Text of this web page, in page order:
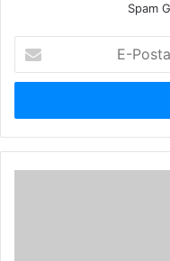
Spam
Posta
adresinizi